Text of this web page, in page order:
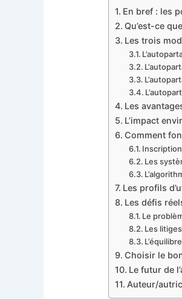
En bref : les
Qu’est-ce
Les trois
Les
L’impact
Comment
Les
Les profils
Les défis
Le
Les
Choisir le
Le futur de
Auteur/